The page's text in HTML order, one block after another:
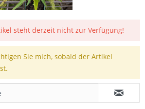
steht derzeit nicht zur Verfügung!
Sie mich, sobald der Artikel